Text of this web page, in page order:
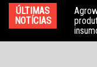
para
conteúdo
ÚLTIMAS
NOTÍCIAS
Novo